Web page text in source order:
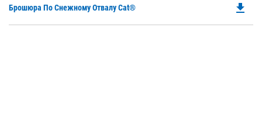
Брошюра По Снежному Отвалу Cat® file_download